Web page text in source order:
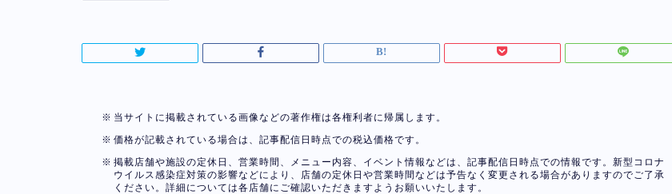
当サイトに掲載されている画像などの著作権は各権利者に帰属します。
価格が記載されている場合は、記事配信日時点での税込価格です。
掲載店舗や施設の定休日、営業時間、メニュー内容、イベント情報などは、記事配信日時点での情報です。新型コロナ
ウイルス感染症対策の影響などにより、店舗の定休日や営業時間などは予告なく変更される場合がありますのでご了承
ください。詳細については各店舗にご確認いただきますようお願いいたします。